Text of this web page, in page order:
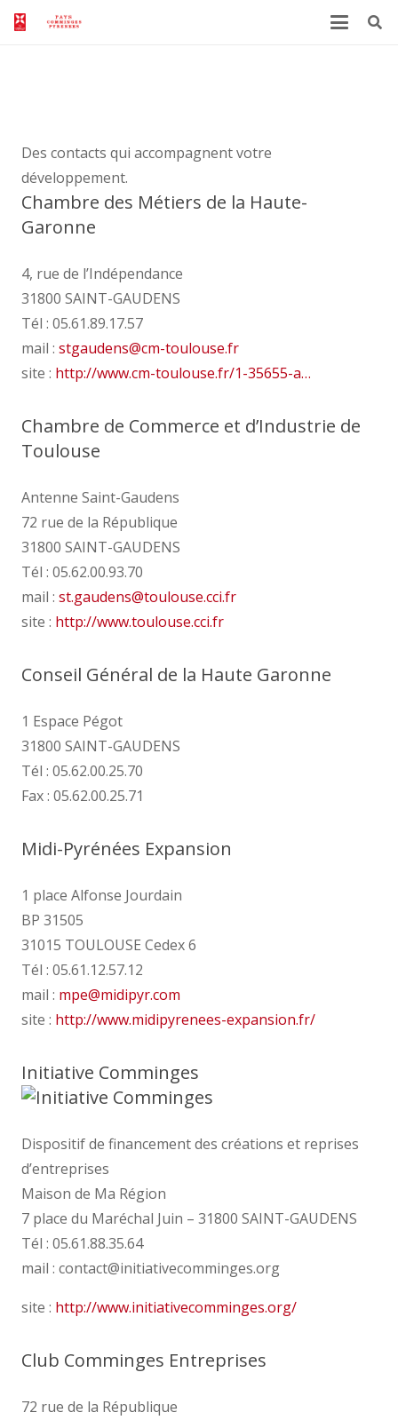
Des contacts qui accompagnent votre
développement.
Chambre des Métiers de la Haute-
Garonne
4, rue de l’Indépendance
31800 SAINT-GAUDENS
Tél : 05.61.89.17.57
mail : stgaudens@cm-toulouse.fr
site : http://www.cm-toulouse.fr/1-35655-a…
Chambre de Commerce et d’Industrie de
Toulouse
Antenne Saint-Gaudens
72 rue de la République
31800 SAINT-GAUDENS
Tél : 05.62.00.93.70
mail : st.gaudens@toulouse.cci.fr
site : http://www.toulouse.cci.fr
Conseil Général de la Haute Garonne
1 Espace Pégot
31800 SAINT-GAUDENS
Tél : 05.62.00.25.70
Fax : 05.62.00.25.71
Midi-Pyrénées Expansion
1 place Alfonse Jourdain
BP 31505
31015 TOULOUSE Cedex 6
Tél : 05.61.12.57.12
mail : mpe@midipyr.com
site : http://www.midipyrenees-expansion.fr/
Initiative Comminges
Dispositif de financement des créations et reprises
d’entreprises
Maison de Ma Région
7 place du Maréchal Juin – 31800 SAINT-GAUDENS
Tél : 05.61.88.35.64
mail : contact@initiativecomminges.org
site : http://www.initiativecomminges.org/
Club Comminges Entreprises
72 rue de la République